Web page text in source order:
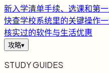
新入学清单手续、选课和第
快查学校系统里的关键操作
核实过的软件与生活优惠
攻略▾
STUDY GUIDES